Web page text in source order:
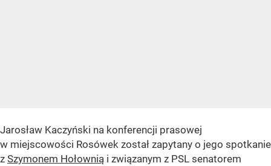
Jarosław Kaczyński na konferencji prasowej
w miejscowości Rosówek został zapytany o jego spotkanie
z Szymonem Hołownią i związanym z PSL senatorem